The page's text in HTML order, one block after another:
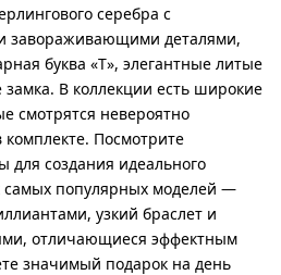
серебра с
завораживающими деталями,
буква «T», элегантные литые
В коллекции есть широкие
смотрятся невероятно
Посмотрите
для создания идеального
популярных моделей —
узкий браслет и
отличающиеся эффектным
значимый подарок на день